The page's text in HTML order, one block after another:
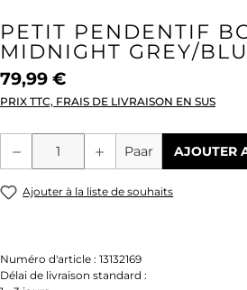
PETIT PENDENTIF
MIDNIGHT GREY/
79,99 €
PRIX TTC, FRAIS DE LIVRAISON EN SUS
Quantité de produit :
Paar AJOUTER
Ajouter à la liste de souhaits
Numéro d'article : 13132169
Délai de livraison standard :